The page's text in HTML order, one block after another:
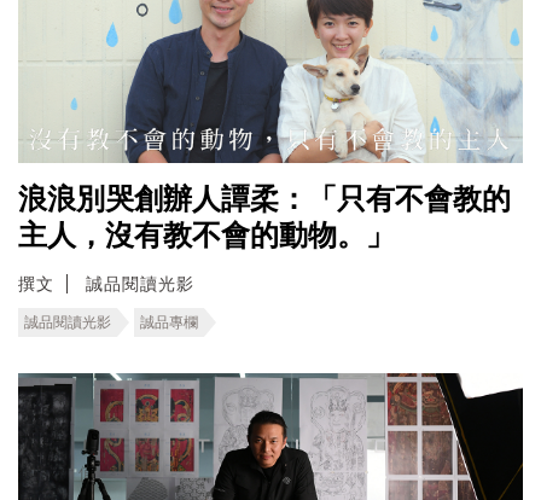
浪浪別哭創辦人譚柔：「只有不會教的
主人，沒有教不會的動物。」
撰文 誠品閱讀光影
誠品閱讀光影 誠品專欄